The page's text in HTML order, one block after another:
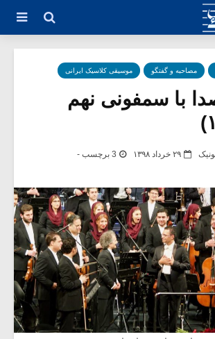
مصاحبه و گفتگو موسیقی کلاسیک ایرانی
با سمفونی نهم
۲۹ خرداد ۱۳۹۸ 3 برچسب -